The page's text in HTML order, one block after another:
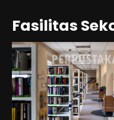
Fasilitas